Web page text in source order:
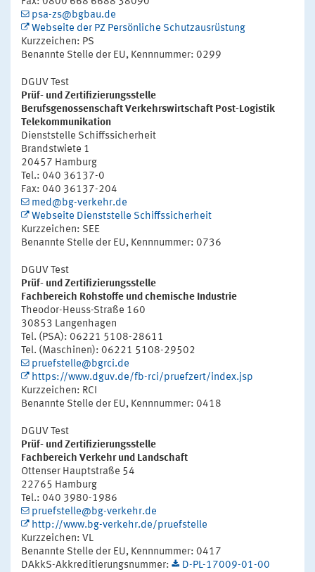
psa-zs@bgbau.de
Webseite der PZ Persönliche Schutzausrüstung
Kurzzeichen: PS
Benannte Stelle der EU, Kennnummer: 0299
DGUV Test
Prüf- und Zertifizierungsstelle
Berufsgenossenschaft Verkehrswirtschaft Post-Logistik
Telekommunikation
Dienststelle Schiffssicherheit
Brandstwiete 1
20457 Hamburg
Tel.: 040 36137-0
Fax: 040 36137-204
med@bg-verkehr.de
Webseite Dienststelle Schiffssicherheit
Kurzzeichen: SEE
Benannte Stelle der EU, Kennnummer: 0736
DGUV Test
Prüf- und Zertifizierungsstelle
Fachbereich Rohstoffe und chemische Industrie
Theodor-Heuss-Straße 160
30853 Langenhagen
Tel. (PSA): 06221 5108-28611
Tel. (Maschinen): 06221 5108-29502
pruefstelle@bgrci.de
https://www.dguv.de/fb-rci/pruefzert/index.jsp
Kurzzeichen: RCI
Benannte Stelle der EU, Kennnummer: 0418
DGUV Test
Prüf- und Zertifizierungsstelle
Fachbereich Verkehr und Landschaft
Ottenser Hauptstraße 54
22765 Hamburg
Tel.: 040 3980-1986
pruefstelle@bg-verkehr.de
http://www.bg-verkehr.de/pruefstelle
Kurzzeichen: VL
Benannte Stelle der EU, Kennnummer: 0417
DAkkS-Akkreditierungsnummer:
D-PL-17009-01-00